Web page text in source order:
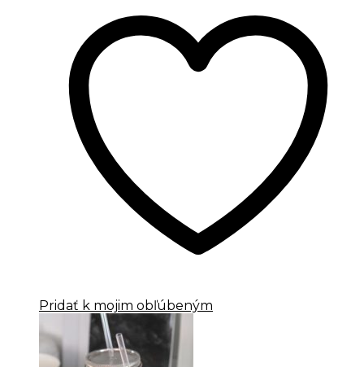
Pridať k mojim obľúbeným